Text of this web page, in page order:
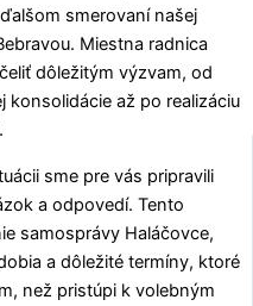
smerovaní našej
. Miestna radnica
dôležitým výzvam, od
konsolidácie až po realizáciu
sme pre vás pripravili
a odpovedí. Tento
samosprávy Haláčovce,
a dôležité termíny, ktoré
než pristúpi k volebným